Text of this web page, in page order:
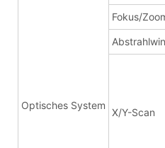
Optisches System
Fokus/
X/Y-Scan